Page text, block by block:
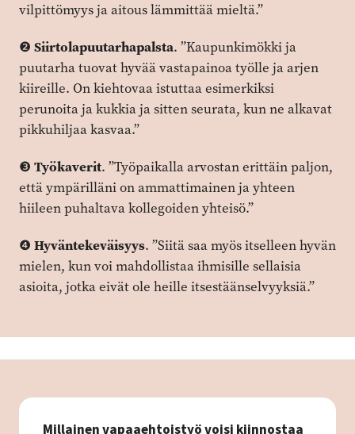
vilpittömyys ja aitous lämmittää mieltä.”
❷ Siirtolapuutarhapalsta. ”Kaupunkimökki ja
puutarha tuovat hyvää vastapainoa työlle ja arjen
kiireille. On kiehtovaa istuttaa esimerkiksi
perunoita ja kukkia ja sitten seurata, kun ne alkavat
pikkuhiljaa kasvaa.”
❸ Työkaverit. ”Työpaikalla arvostan erittäin paljon,
että ympärilläni on ammattimainen ja yhteen
hiileen puhaltava kollegoiden yhteisö.”
❹ Hyväntekeväisyys. ”Siitä saa myös itselleen hyvän
mielen, kun voi mahdollistaa ihmisille sellaisia
asioita, jotka eivät ole heille itsestäänselvyyksiä.”
Millainen vapaaehtoistyö voisi kiinnostaa